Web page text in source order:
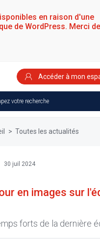
en raison d'une
de WordPress. Merci
Accéder à mon
Toutes les actualités
30 juil 2024
en images sur
forts de la dernière